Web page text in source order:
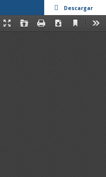
Descargar